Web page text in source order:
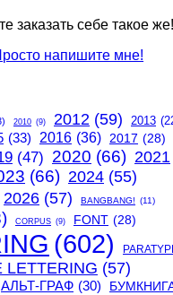
заказать себе такое же!
напишите мне!
2010 (9) 2012 (59) 2013
(33) 2016 (36) 2017 (28)
(47) 2020 (66) 2021
(66) 2024 (55)
2026 (57) BANGBANG! (11)
CORPUS (9) FONT (28)
(602)
LETTERING (57)
АЛЬТ-ГРАФ (30)